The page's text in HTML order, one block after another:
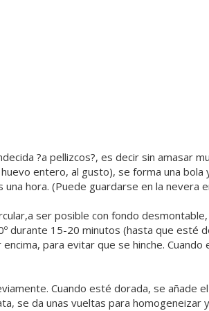
?a pellizcos?, es decir sin amasar
entero, al gusto), se forma una bola
hora. (Puede guardarse en la nevera
ser posible con fondo
durante 15-20 minutos (hasta que esté
para evitar que se hinche. Cuando
Cuando esté dorada, se añade
se da unas vueltas para homogeneizar